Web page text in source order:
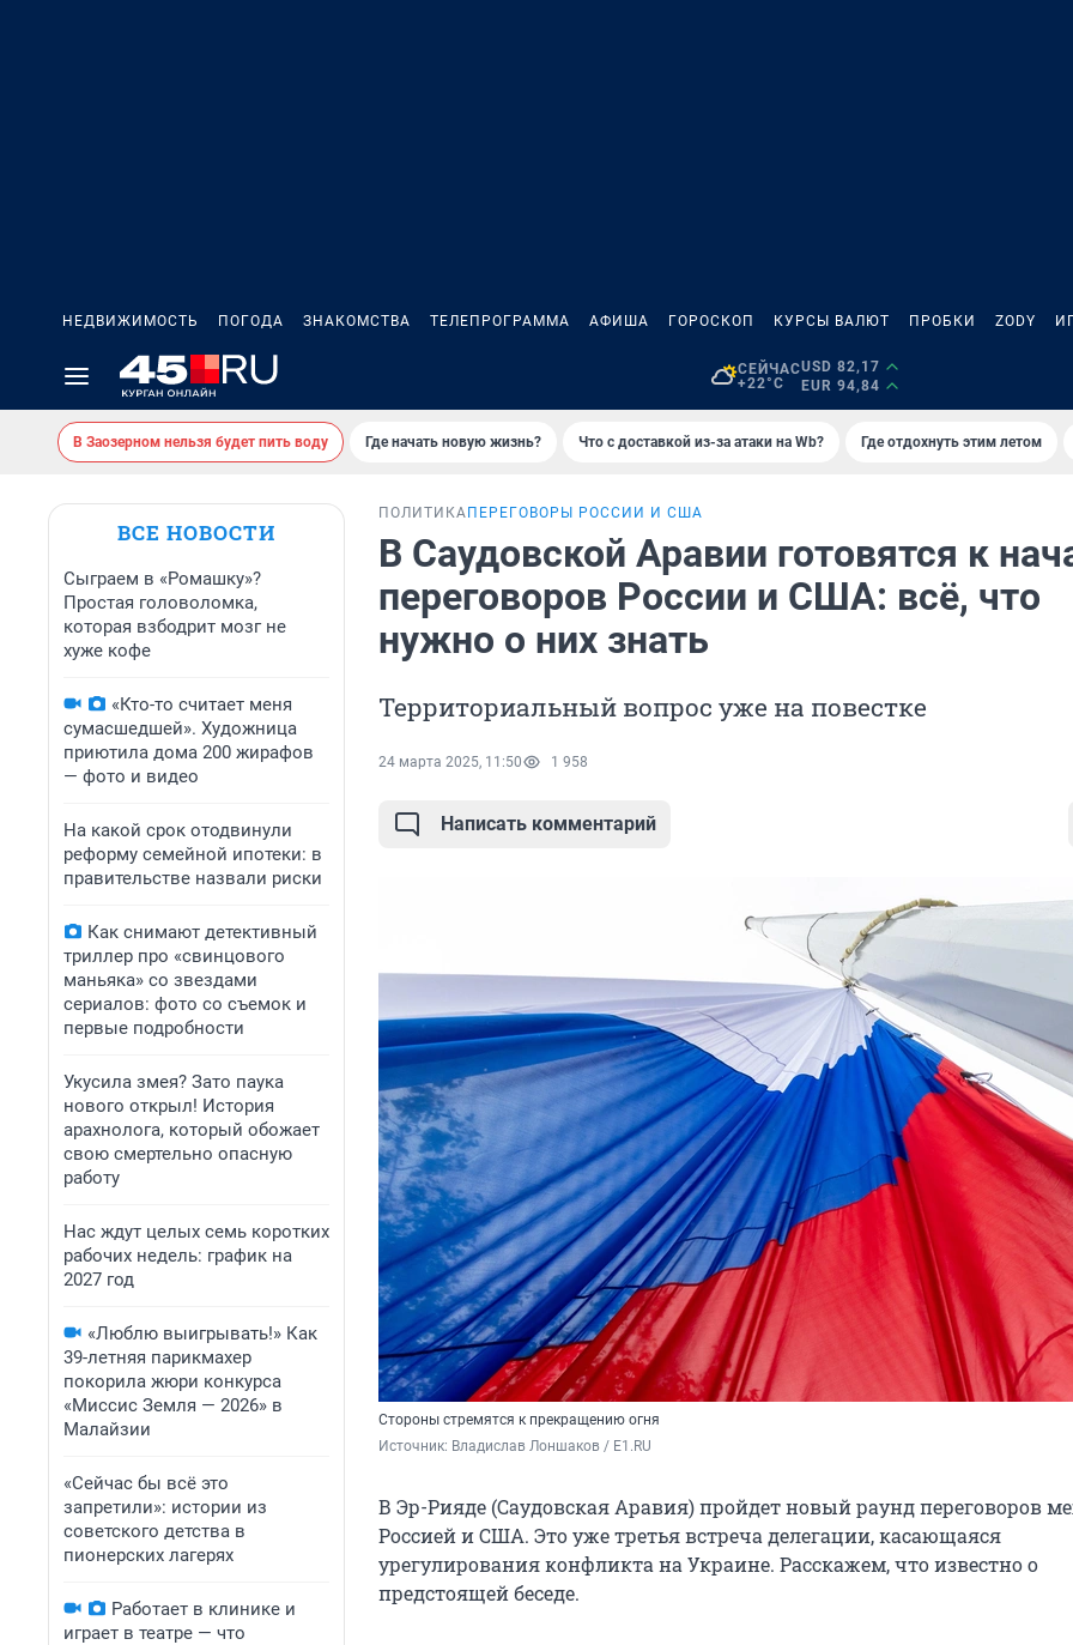
НЕДВИЖИМОСТЬ ПОГОДА ЗНАКОМСТВА ТЕЛЕПРОГРАММА АФИША ГОРОСКОП КУРСЫ ВАЛЮТ ПРОБКИ ZODY
СЕЙЧАС
+22°C
USD 82,17
EUR 94,84
В Заозерном нельзя будет пить воду Где начать новую жизнь? Что с доставкой из-за атаки на Wb? Где отдохнуть этим летом
ВСЕ НОВОСТИ
Сыграем в «Ромашку»?
Простая головоломка,
которая взбодрит мозг не
хуже кофе
«Кто-то считает меня
сумасшедшей». Художница
приютила дома 200 жирафов
— фото и видео
На какой срок отодвинули
реформу семейной ипотеки: в
правительстве назвали риски
Как снимают детективный
триллер про «свинцового
маньяка» со звездами
сериалов: фото со съемок и
первые подробности
Укусила змея? Зато паука
нового открыл! История
арахнолога, который обожает
свою смертельно опасную
работу
Нас ждут целых семь коротких
рабочих недель: график на
2027 год
«Люблю выигрывать!» Как
39-летняя парикмахер
покорила жюри конкурса
«Миссис Земля — 2026» в
Малайзии
«Сейчас бы всё это
запретили»: истории из
советского детства в
пионерских лагерях
Работает в клинике и
играет в театре — что
ПОЛИТИКА ПЕРЕГОВОРЫ РОССИИ И США
В Саудовской Аравии готовятся к
переговоров России и США: всё, что
нужно о них знать
Территориальный вопрос уже на повестке
24 марта 2025, 11:50 1 958
Написать комментарий
Стороны стремятся к прекращению огня
Источник: Владислав Лоншаков / E1.RU
В Эр-Рияде (Саудовская Аравия) пройдет новый раунд переговоров
Россией и США. Это уже третья встреча делегации, касающаяся
урегулирования конфликта на Украине. Расскажем, что известно о
предстоящей беседе.